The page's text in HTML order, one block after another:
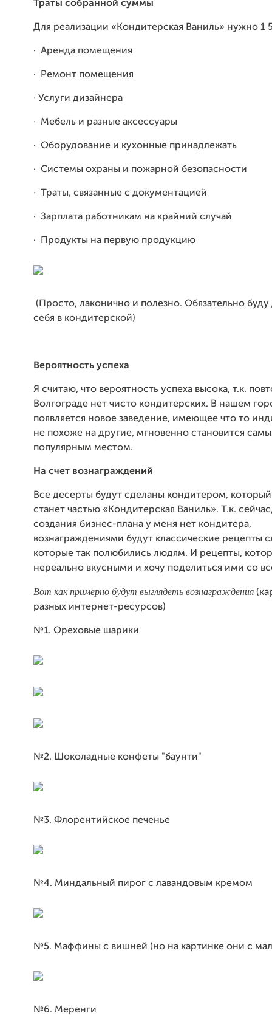
Траты собранной суммы
Для реализации «Кондитерская Ваниль» нужно 1
· Аренда помещения
· Ремонт помещения
· Услуги дизайнера
· Мебель и разные аксессуары
· Оборудование и кухонные принадлежать
· Системы охраны и пожарной безопасности
· Траты, связанные с документацией
· Зарплата работникам на крайний случай
· Продукты на первую продукцию
(Просто, лаконично и полезно. Обязательно буду
себя в кондитерской)
Вероятность успеха
Я считаю, что вероятность успеха высока, т.к.
Волгограде нет чисто кондитерских. В нашем
появляется новое заведение, имеющее что то
не похоже на другие, мгновенно становится
популярным местом.
На счет вознаграждений
Все десерты будут сделаны кондитером,
станет частью «Кондитерская Ваниль». Т.к.
создания бизнес-плана у меня нет кондитера,
вознаграждениями будут классические рецепты
которые так полюбились людям. И рецепты,
нереально вкусными и хочу поделиться ими со
Вот как примерно будут выглядеть вознаграждения
разных интернет-ресурсов)
№1. Ореховые шарики
№2. Шоколадные конфеты "баунти"
№3. Флорентийское печенье
№4. Миндальный пирог с лавандовым кремом
№5. Маффины с вишней (но на картинке они с
№6. Меренги